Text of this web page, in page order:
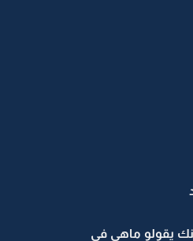
يقولو ماهي في